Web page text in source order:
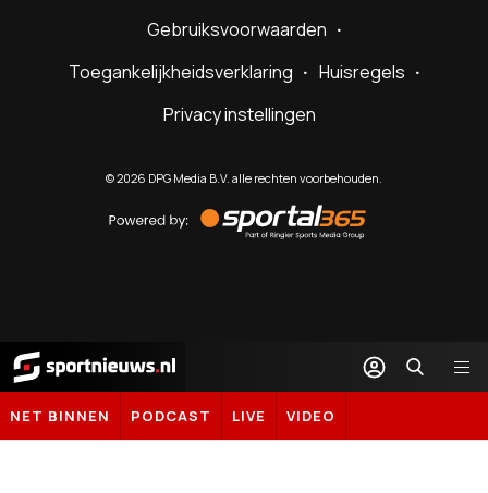
Gebruiksvoorwaarden
Toegankelijkheidsverklaring
Huisregels
Privacy instellingen
©2026 DPG Media B.V. alle rechten voorbehouden.
by
Sportal365
Sportnieuws.nl
NET BINNEN PODCAST LIVE VIDEO